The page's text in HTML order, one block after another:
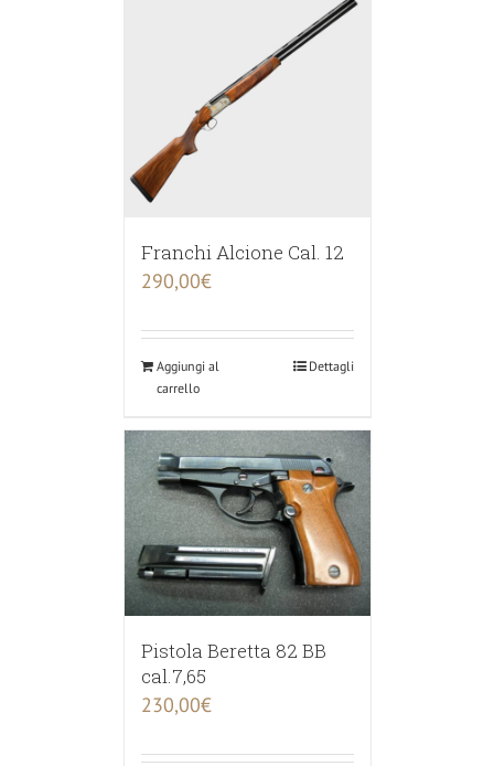
Franchi Alcione Cal. 12
290,00€
Aggiungi al
carrello
Dettagli
Pistola Beretta 82 BB
cal.7,65
230,00€